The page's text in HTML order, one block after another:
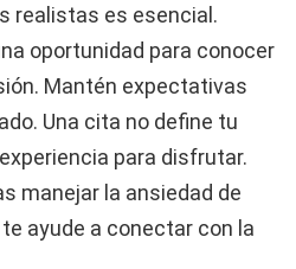
realistas es esencial.
oportunidad para conocer
Mantén expectativas
Una cita no define tu
para disfrutar.
manejar la ansiedad de
ayude a conectar con la